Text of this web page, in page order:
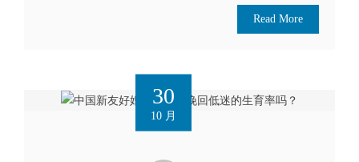
Read More
30
10 月